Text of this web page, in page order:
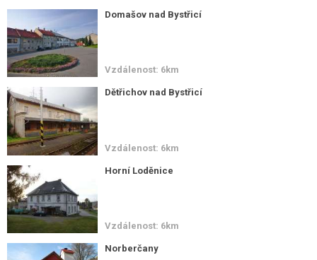
Domašov nad Bystřicí
Vzdálenost: 6km
Dětřichov nad Bystřicí
Vzdálenost: 6km
Horní Loděnice
Vzdálenost: 6km
Norberčany